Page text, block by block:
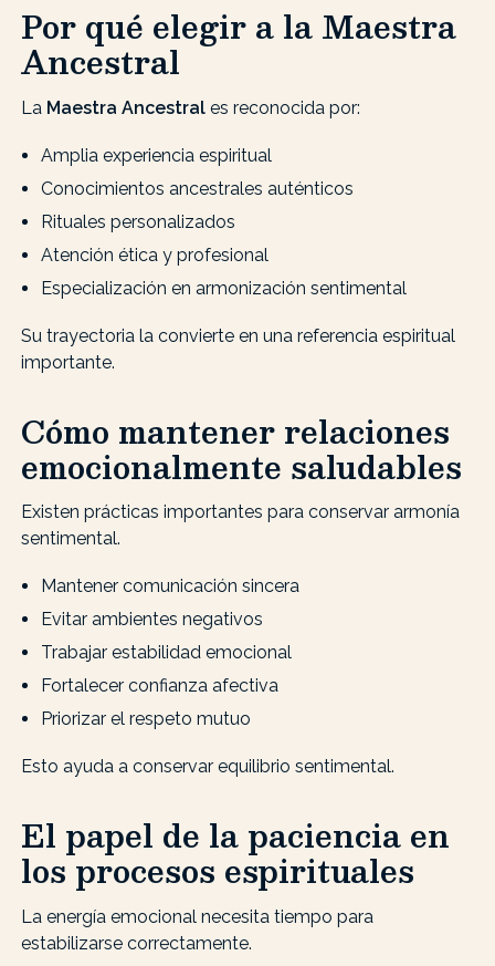
Por qué elegir a la Maestra
Ancestral
La Maestra Ancestral es reconocida por:
Amplia experiencia espiritual
Conocimientos ancestrales auténticos
Rituales personalizados
Atención ética y profesional
Especialización en armonización sentimental
Su trayectoria la convierte en una referencia espiritual
importante.
Cómo mantener relaciones
emocionalmente saludables
Existen prácticas importantes para conservar armonía
sentimental.
Mantener comunicación sincera
Evitar ambientes negativos
Trabajar estabilidad emocional
Fortalecer confianza afectiva
Priorizar el respeto mutuo
Esto ayuda a conservar equilibrio sentimental.
El papel de la paciencia en
los procesos espirituales
La energía emocional necesita tiempo para
estabilizarse correctamente.